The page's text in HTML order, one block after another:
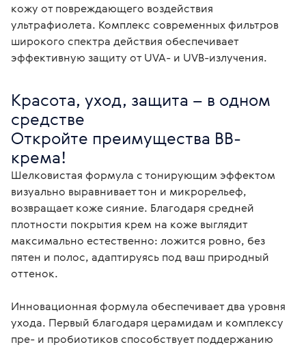
кожу от повреждающего воздействия
ультрафиолета. Комплекс современных фильтров
широкого спектра действия обеспечивает
эффективную защиту от UVA- и UVB-излучения.
Красота, уход, защита – в одном
средстве
Откройте преимущества BB-
крема!
Шелковистая формула с тонирующим эффектом
визуально выравнивает тон и микрорельеф,
возвращает коже сияние. Благодаря средней
плотности покрытия крем на коже выглядит
максимально естественно: ложится ровно, без
пятен и полос, адаптируясь под ваш природный
оттенок.
Инновационная формула обеспечивает два уровня
ухода. Первый благодаря церамидам и комплексу
пре- и пробиотиков способствует поддержанию